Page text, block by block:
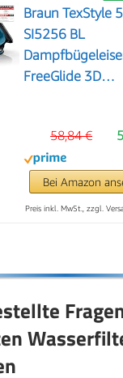
Braun TexStyle 5
SI5256 BL
FreeGlide 3D
Vertikaldampf,
Tropf-System,
g/min
300ml
58,84 €
Bei Amazon
Preis inkl. MwSt., zzgl.